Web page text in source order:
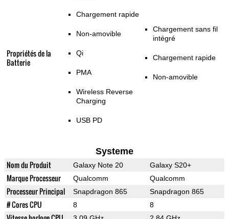
Propriétés de la
Batterie
Chargement rapide
Non-amovible
Qi
PMA
Wireless Reverse
Charging
USB PD
Chargement sans fil
intégré
Chargement rapide
Non-amovible
Systeme
Nom du Produit Galaxy Note 20 Galaxy S20+
Marque Processeur Qualcomm Qualcomm
Processeur Principal Snapdragon 865 Snapdragon 865
# Cores CPU 8 8